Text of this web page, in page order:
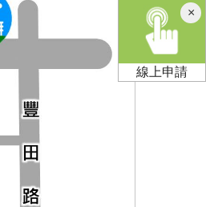
×關
閉
線上申請